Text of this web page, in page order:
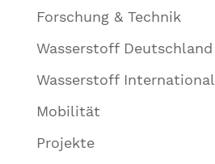
Forschung & Technik
Wasserstoff Deutschland
Wasserstoff International
Mobilität
Projekte